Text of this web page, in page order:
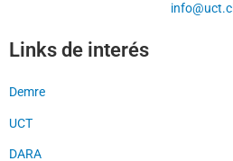
info@uct.cl
Links de interés
Demre
UCT
DARA